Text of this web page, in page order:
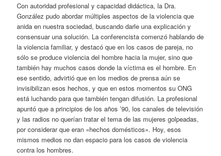
Con autoridad profesional y capacidad didáctica, la Dra.
González pudo abordar múltiples aspectos de la violencia que
anida en nuestra sociedad, buscando darle una explicación y
consensuar una solución. La conferencista comenzó hablando de
la violencia familiar, y destacó que en los casos de pareja, no
sólo se produce violencia del hombre hacia la mujer, sino que
también hay muchos casos donde la víctima es el hombre. En
ese sentido, advirtió que en los medios de prensa aún se
invisibilizan esos hechos, y que en estos momentos su ONG
está luchando para que también tengan difusión. La profesional
apuntó que a principios de los años ’90, los canales de televisión
y las radios no querían tratar el tema de las mujeres golpeadas,
por considerar que eran «hechos domésticos». Hoy, esos
mismos medios no dan espacio para los casos de violencia
contra los hombres.